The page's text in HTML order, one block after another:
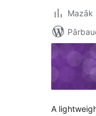
Mazāk
A